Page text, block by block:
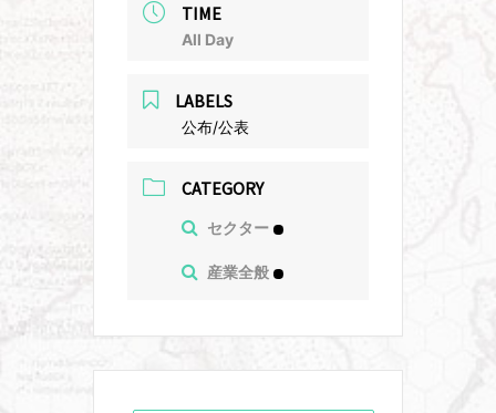
TIME
All Day
LABELS
公布/公表
CATEGORY
セクター
産業全般